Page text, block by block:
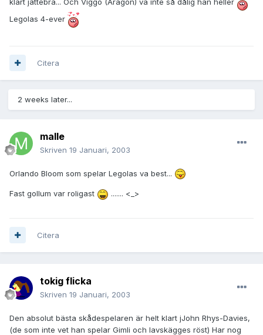
Legolas 4-ever
Citera
2 weeks later...
malle
Skriven 19 Januari, 2003
Orlando Bloom som spelar Legolas va best...
Fast gollum var roligast ....... <_>
Citera
tokig flicka
Skriven 19 Januari, 2003
Den absolut bästa skådespelaren är helt klart jJohn Rhys-Davies,
(de som inte vet han spelar Gimli och lavskägges röst) Har nog